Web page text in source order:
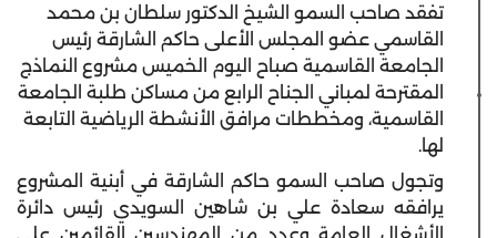
تفقد صاحب السمو الشيخ الدكتور سلطان بن محمد
القاسمي عضو المجلس الأعلى حاكم الشارقة رئيس
الجامعة القاسمية صباح اليوم الخميس مشروع النماذج
المقترحة لمباني الجناح الرابع من مساكن طلبة الجامعة
القاسمية، ومخططات مرافق الأنشطة الرياضية التابعة
لها.
وتجول صاحب السمو حاكم الشارقة في أبنية المشروع
يرافقه سعادة علي بن شاهين السويدي رئيس دائرة